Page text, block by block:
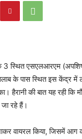
3 स्थित एसएलआरएम
के पास स्थित इस केंद्र
हैरानी की बात यह रही
रहे हैं।
वायरल किया, जिसमें आग